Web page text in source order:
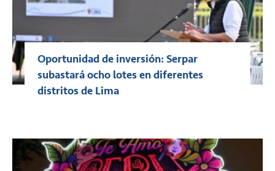
Oportunidad de inversión: Serpar
subastará ocho lotes en diferentes
distritos de Lima